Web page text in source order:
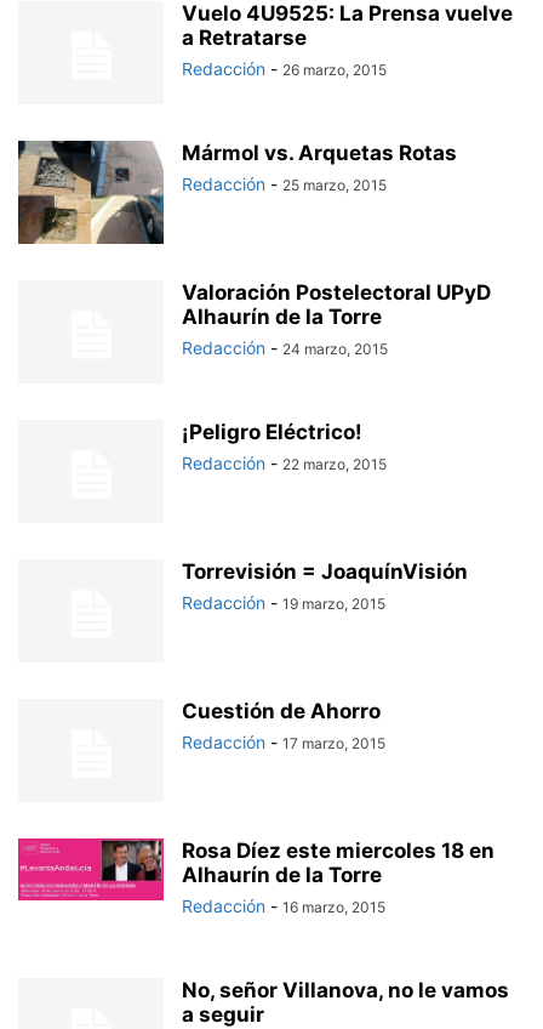
Vuelo 4U9525: La Prensa vuelve
a Retratarse
Redacción - 26 marzo, 2015
Mármol vs. Arquetas Rotas
Redacción - 25 marzo, 2015
Valoración Postelectoral UPyD
Alhaurín de la Torre
Redacción - 24 marzo, 2015
¡Peligro Eléctrico!
Redacción - 22 marzo, 2015
Torrevisión = JoaquínVisión
Redacción - 19 marzo, 2015
Cuestión de Ahorro
Redacción - 17 marzo, 2015
Rosa Díez este miercoles 18 en
Alhaurín de la Torre
Redacción - 16 marzo, 2015
No, señor Villanova, no le vamos
a seguir